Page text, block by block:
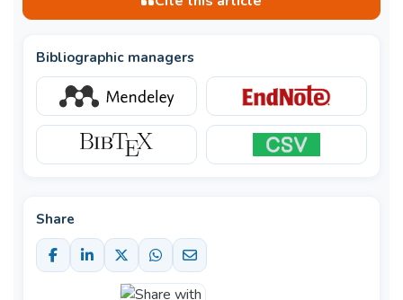
Bibliographic managers
Share